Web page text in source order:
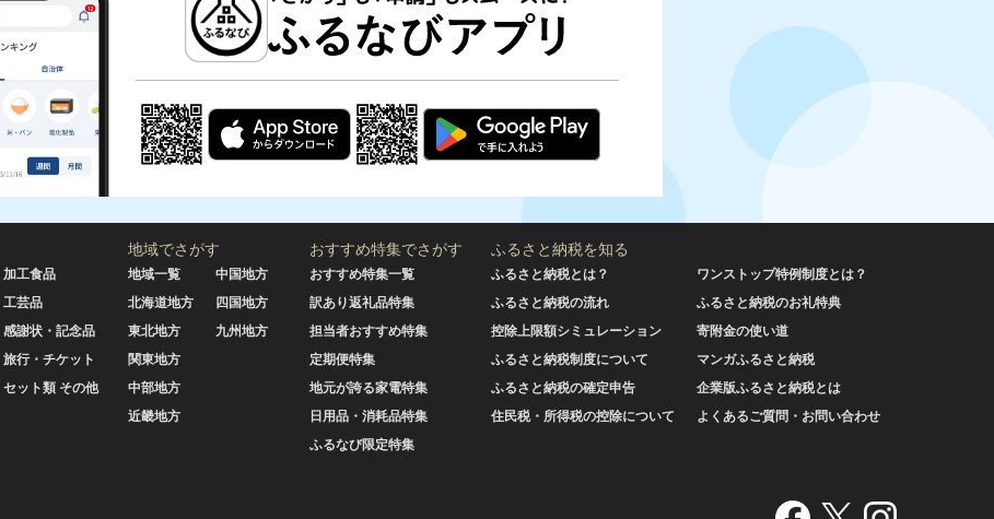
加工食品
工芸品
感謝状・記念品
旅行・チケット
セット類 その他
地域でさがす
地域一覧
北海道地方
東北地方
関東地方
中部地方
近畿地方
中国地方
四国地方
九州地方
おすすめ特集でさがす
おすすめ特集一覧
訳あり返礼品特集
担当者おすすめ特集
定期便特集
地元が誇る家電特集
日用品・消耗品特集
ふるなび限定特集
ふるさと納税を知る
ふるさと納税とは？
ふるさと納税の流れ
控除上限額シミュレーション
ふるさと納税制度について
ふるさと納税の確定申告
住民税・所得税の控除について
ワンストップ特例制度とは？
ふるさと納税のお礼特典
寄附金の使い道
マンガふるさと納税
企業版ふるさと納税とは
よくあるご質問・お問い合わせ